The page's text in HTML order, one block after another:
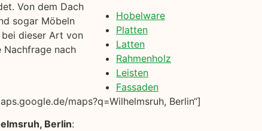
Von dem Dach
sogar Möbeln
bei dieser Art von
Nachfrage nach
Hobelware
Platten
Latten
Rahmenholz
Leisten
Fassaden
maps?q=Wilhelmsruh, Berlin“]
Berlin: